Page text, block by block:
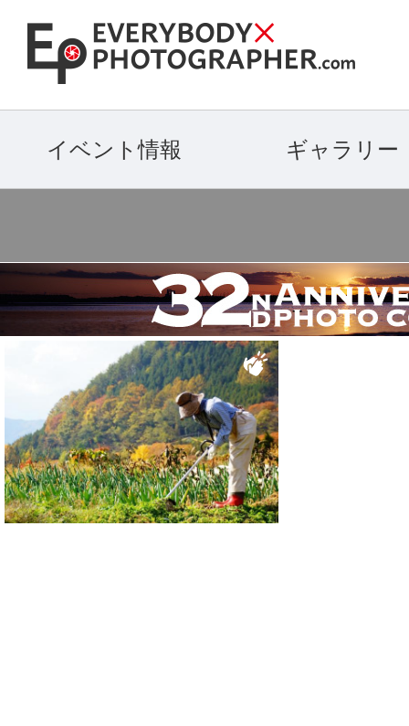
イベント情報 ギャラリー